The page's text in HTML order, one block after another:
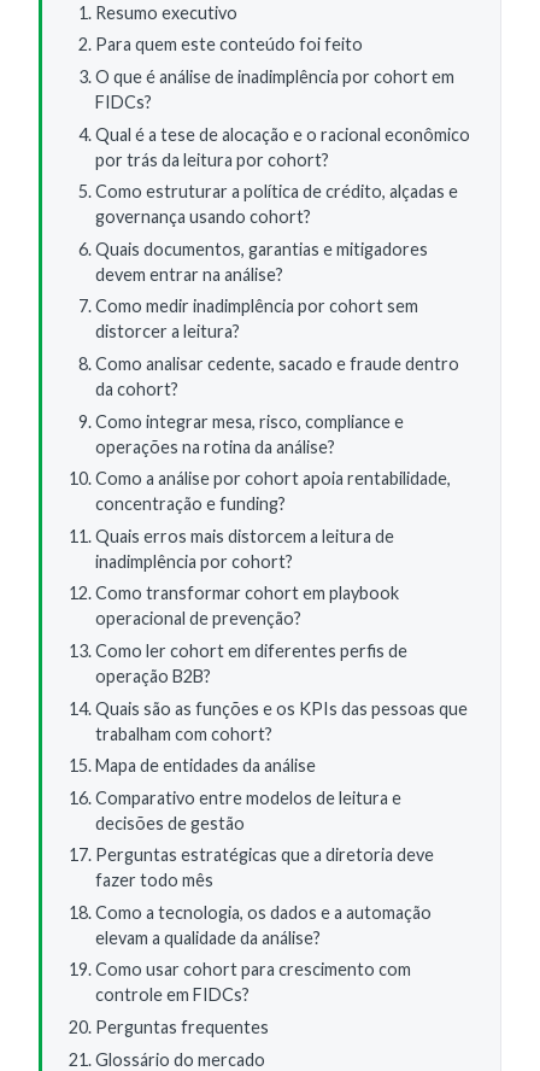
Resumo executivo
Para quem este conteúdo foi feito
O que é análise de inadimplência por cohort em
FIDCs?
Qual é a tese de alocação e o racional econômico
por trás da leitura por cohort?
Como estruturar a política de crédito, alçadas e
governança usando cohort?
Quais documentos, garantias e mitigadores
devem entrar na análise?
Como medir inadimplência por cohort sem
distorcer a leitura?
Como analisar cedente, sacado e fraude dentro
da cohort?
Como integrar mesa, risco, compliance e
operações na rotina da análise?
Como a análise por cohort apoia rentabilidade,
concentração e funding?
Quais erros mais distorcem a leitura de
inadimplência por cohort?
Como transformar cohort em playbook
operacional de prevenção?
Como ler cohort em diferentes perfis de
operação B2B?
Quais são as funções e os KPIs das pessoas que
trabalham com cohort?
Mapa de entidades da análise
Comparativo entre modelos de leitura e
decisões de gestão
Perguntas estratégicas que a diretoria deve
fazer todo mês
Como a tecnologia, os dados e a automação
elevam a qualidade da análise?
Como usar cohort para crescimento com
controle em FIDCs?
Perguntas frequentes
Glossário do mercado